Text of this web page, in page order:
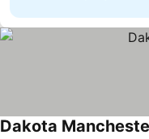
Dakota